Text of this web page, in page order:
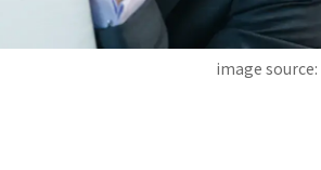
image source: